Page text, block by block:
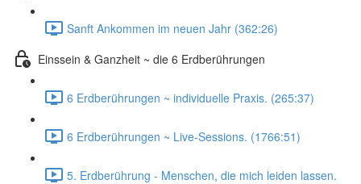
Sanft Ankommen im neuen Jahr (362:26)
Einssein & Ganzheit ~ die 6 Erdberührungen
6 Erdberührungen ~ individuelle Praxis. (265:37)
6 Erdberührungen ~ Live-Sessions. (1766:51)
5. Erdberührung - Menschen, die mich leiden lassen.